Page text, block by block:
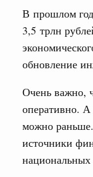
В прошлом
3,5 трлн
обновление
Очень важно,
оперативно.
можно
источники
Евразийский
составе
В повестке
числе
регулирования
обеспечение